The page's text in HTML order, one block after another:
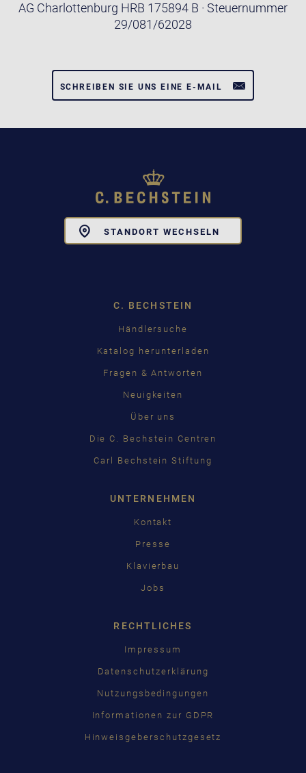
AG Charlottenburg HRB 175894 B · Steuernummer
29/081/62028
SCHREIBEN SIE UNS EINE E-MAIL
STANDORT WECHSELN
C. BECHSTEIN
Händlersuche
Katalog herunterladen
Fragen & Antworten
Neuigkeiten
Über uns
Die C. Bechstein Centren
Carl Bechstein Stiftung
UNTERNEHMEN
Kontakt
Presse
Klavierbau
Jobs
RECHTLICHES
Impressum
Datenschutzerklärung
Nutzungsbedingungen
Informationen zur GDPR
Hinweisgeberschutzgesetz